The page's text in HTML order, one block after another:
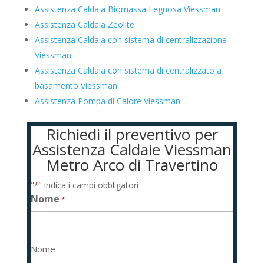
Assistenza Caldaia Biomassa Legnosa Viessman
Assistenza Caldaia Zeolite
Assistenza Caldaia con sistema di centralizzazione
Viessman
Assistenza Caldaia con sistema di centralizzato a
basamento Viessman
Assistenza Pompa di Calore Viessman
Richiedi il preventivo per
Assistenza Caldaie Viessman
Metro Arco di Travertino
"*" indica i campi obbligatori
Nome *
Nome